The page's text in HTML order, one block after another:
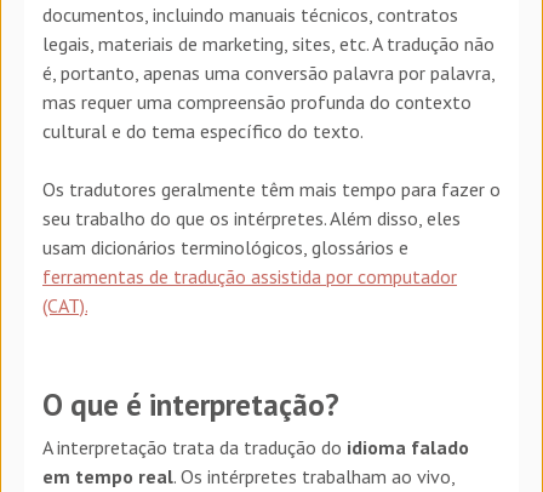
documentos, incluindo manuais técnicos, contratos
legais, materiais de marketing, sites, etc. A tradução não
é, portanto, apenas uma conversão palavra por palavra,
mas requer uma compreensão profunda do contexto
cultural e do tema específico do texto.
Os tradutores geralmente têm mais tempo para fazer o
seu trabalho do que os intérpretes. Além disso, eles
usam dicionários terminológicos, glossários e
ferramentas de tradução assistida por computador
(CAT).
O que é interpretação?
A interpretação trata da tradução do idioma falado
em tempo real. Os intérpretes trabalham ao vivo,